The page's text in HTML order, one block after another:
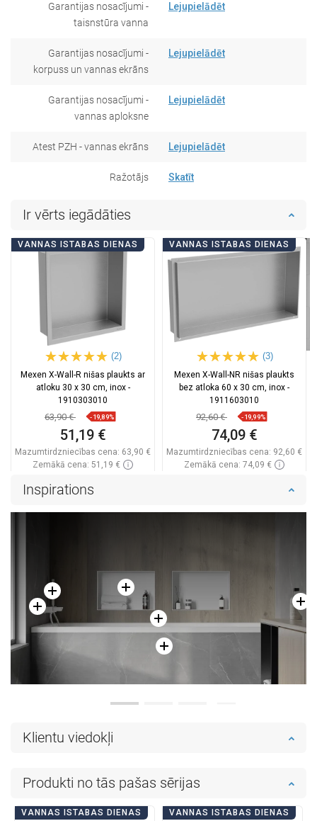
Garantijas nosacījumi -
taisnstūra vanna
Lejupielādēt
Garantijas nosacījumi -
korpuss un vannas ekrāns
Lejupielādēt
Garantijas nosacījumi -
vannas aploksne
Lejupielādēt
Atest PZH - vannas ekrāns Lejupielādēt
Ražotājs Skatīt
Ir vērts iegādāties
VANNAS ISTABAS DIENAS
(2)
Mexen X-Wall-R nišas plaukts ar
atloku 30 x 30 cm, inox -
1910303010
63,90 € -19,89%
51,19 €
Mazumtirdzniecības cena: 63,90 €
Zemākā cena: 51,19 €
VANNAS ISTABAS DIENAS
(3)
Mexen X-Wall-NR nišas plaukts
bez atloka 60 x 30 cm, inox -
1911603010
92,60 € -19,99%
74,09 €
Mazumtirdzniecības cena: 92,60 €
Zemākā cena: 74,09 €
Inspirations
Klientu viedokļi
Produkti no tās pašas sērijas
VANNAS ISTABAS DIENAS VANNAS ISTABAS DIENAS